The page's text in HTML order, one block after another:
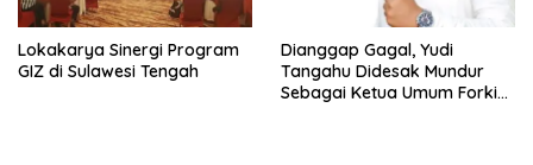
Lokakarya Sinergi Program
GIZ di Sulawesi Tengah
Dianggap Gagal, Yudi
Tangahu Didesak Mundur
Sebagai Ketua Umum Forki